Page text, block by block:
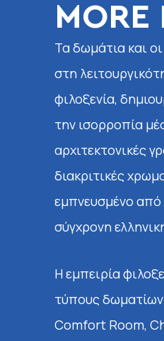
MORE
Τα δωμάτια και
στη
φιλοξενία,
την ισορροπία
αρχιτεκτονικές
διακριτικές
εμπνευσμένο από
σύγχρονη
Η εμπειρία
τύπους
Comfort Room,
Fresh
Περισσότερα